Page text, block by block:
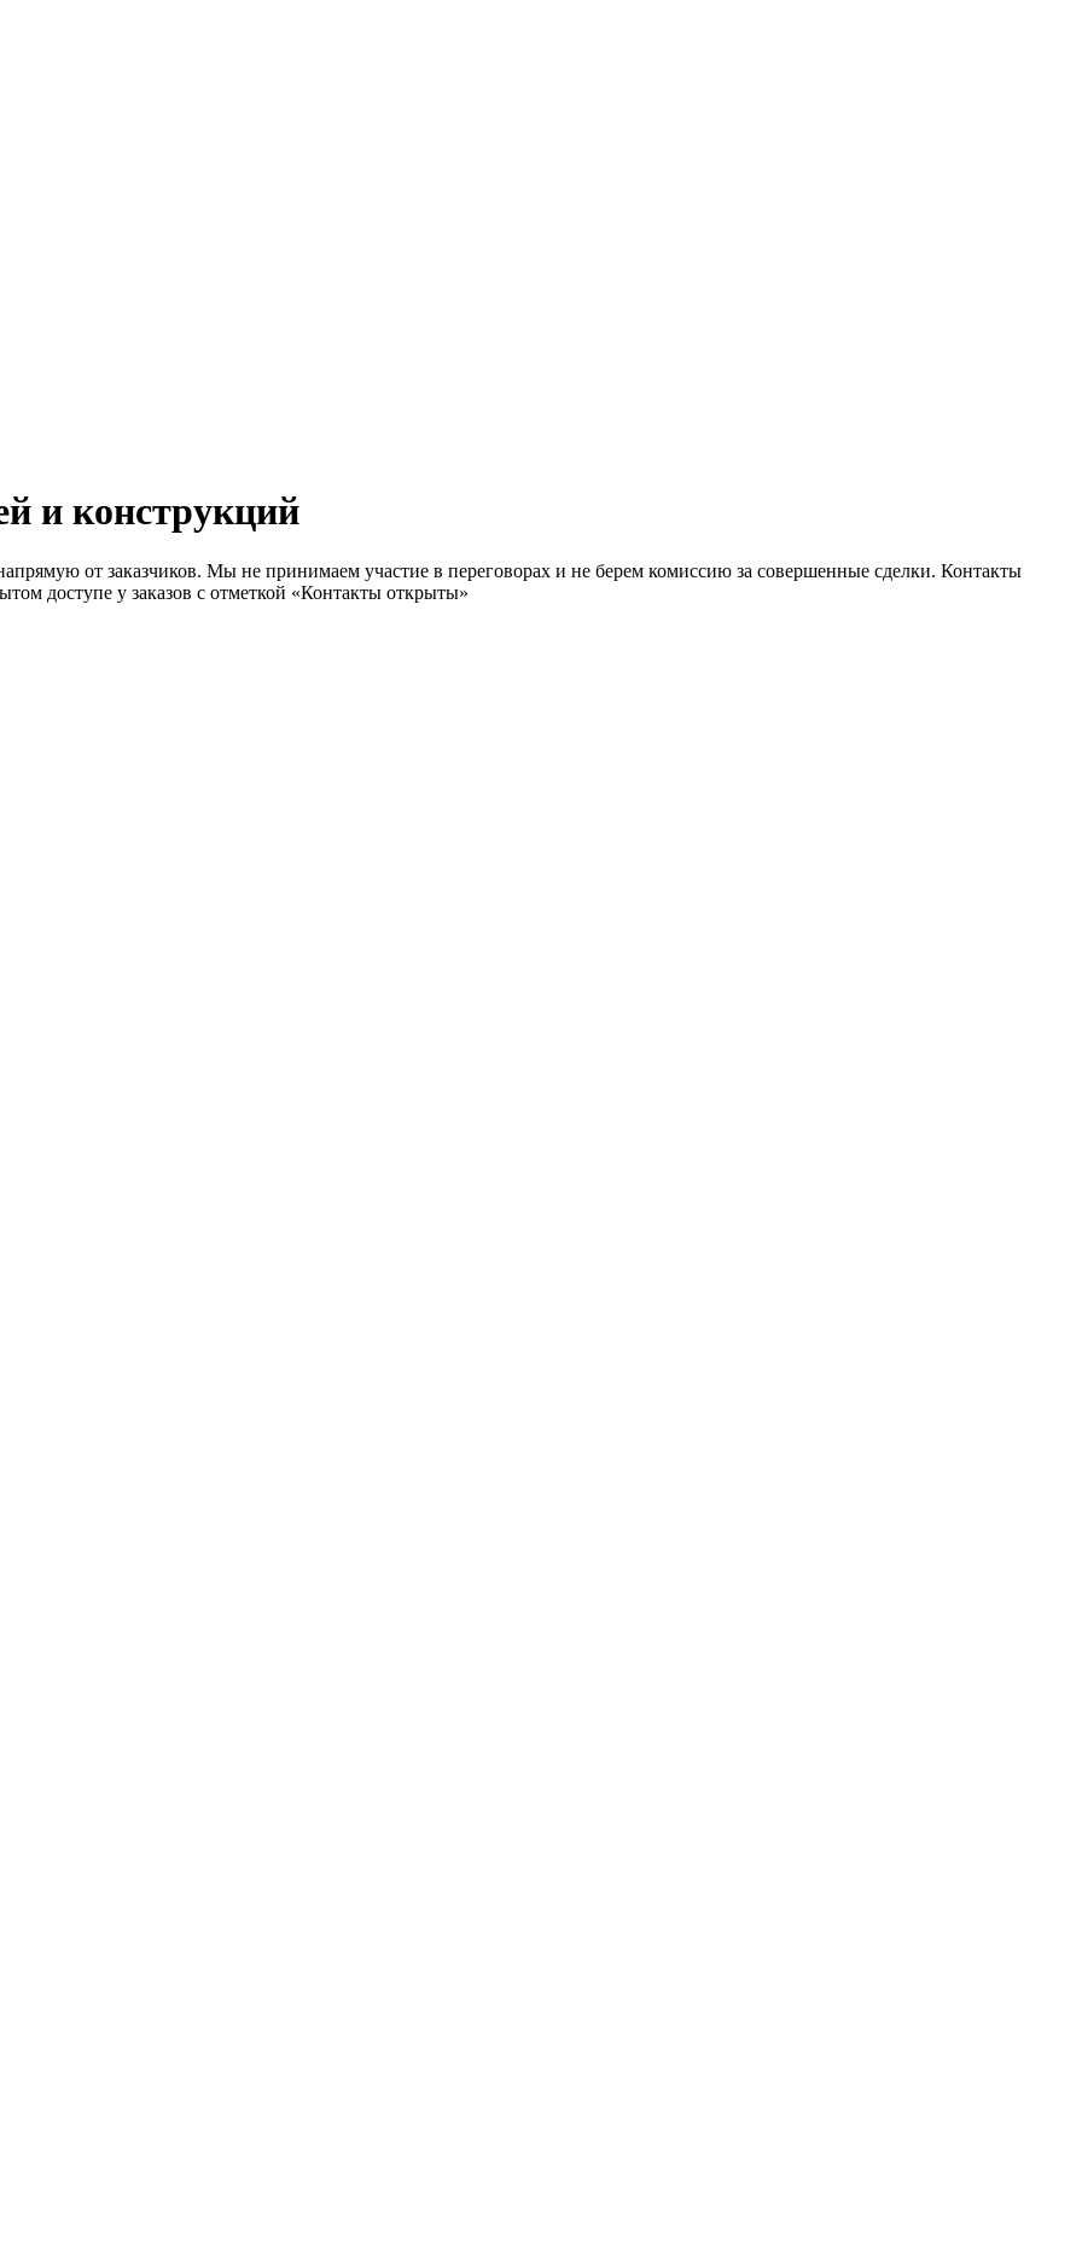
и конструкций
от заказчиков. Мы не принимаем участие в переговорах и не берем комиссию за совершенные сделки. Контакты
доступе у заказов с отметкой «Контакты открыты»